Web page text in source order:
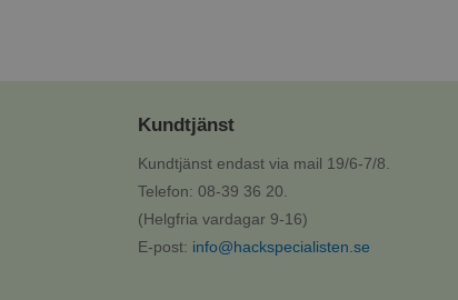
Kundtjänst
Kundtjänst endast via mail 19/6-7/8.
Telefon: 08-39 36 20.
(Helgfria vardagar 9-16)
E-post: info@hackspecialisten.se